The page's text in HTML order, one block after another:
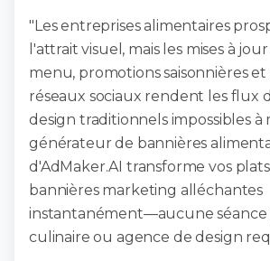
"Les entreprises alimentaires
l'attrait visuel, mais les mises à
menu, promotions saisonnières
réseaux sociaux rendent les flux
design traditionnels impossibles à
générateur de bannières
d'AdMaker.AI transforme vos
bannières marketing alléchantes
instantanément—aucune
culinaire ou agence de design